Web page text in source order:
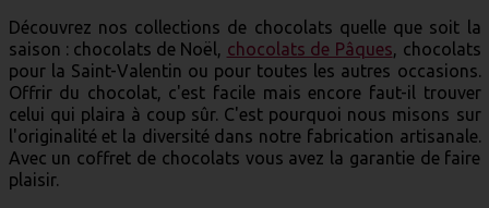
Découvrez nos collections de chocolats quelle que soit la
saison : chocolats de Noël, chocolats de Pâques, chocolats
pour la Saint-Valentin ou pour toutes les autres occasions.
Offrir du chocolat, c'est facile mais encore faut-il trouver
celui qui plaira à coup sûr. C'est pourquoi nous misons sur
l'originalité et la diversité dans notre fabrication artisanale.
Avec un coffret de chocolats vous avez la garantie de faire
plaisir.